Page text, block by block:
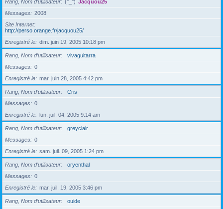
Rang, Nom d’utilisateur (°_°) Jacquou25
Messages
2008
Site Internet
http://perso.orange.fr/jacquou25/
Enregistré le
dim. juin 19, 2005 10:18 pm
Rang, Nom d’utilisateur
vivaguitarra
Messages
0
Enregistré le
mar. juin 28, 2005 4:42 pm
Rang, Nom d’utilisateur
Cris
Messages
0
Enregistré le
lun. juil. 04, 2005 9:14 am
Rang, Nom d’utilisateur
greyclair
Messages
0
Enregistré le
sam. juil. 09, 2005 1:24 pm
Rang, Nom d’utilisateur
oryenthal
Messages
0
Enregistré le
mar. juil. 19, 2005 3:46 pm
Rang, Nom d’utilisateur
ouide